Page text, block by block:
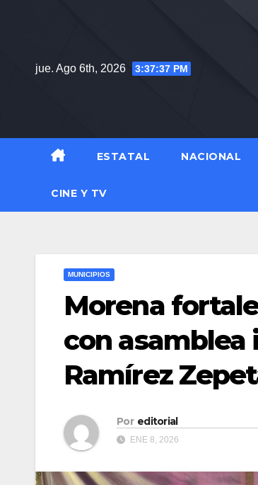
jue. Ago 6th, 2026
3:37:38 PM
ESTATAL NACIONAL
CINE Y TV
MUNICIPIOS
Morena
con
Ramírez
Por editorial
ENE 8, 2026